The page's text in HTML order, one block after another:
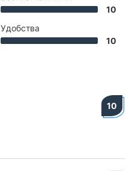
10
Удобства
10
10